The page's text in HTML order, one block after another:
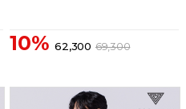
10% 62,300 69,300